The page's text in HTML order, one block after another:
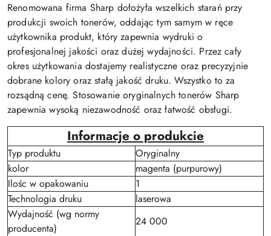
Renomowana firma Sharp dołożyła wszelkich starań przy
produkcji swoich tonerów, oddając tym samym w ręce
użytkownika produkt, który zapewnia wydruki o
profesjonalnej jakości oraz dużej wydajności. Przez cały
okres użytkowania dostajemy realistyczne oraz precyzyjnie
dobrane kolory oraz stałą jakość druku. Wszystko to za
rozsądną cenę. Stosowanie oryginalnych tonerów Sharp
zapewnia wysoką niezawodność oraz łatwość obsługi.
Informacje o produkcie
Typ produktu
Oryginalny
kolor
magenta (purpurowy)
Ilośc w opakowaniu
1
Technologia druku
laserowa
Wydajność (wg normy
producenta)
24 000